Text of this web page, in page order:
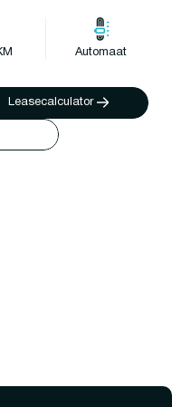
Automaat
Leasecalculator